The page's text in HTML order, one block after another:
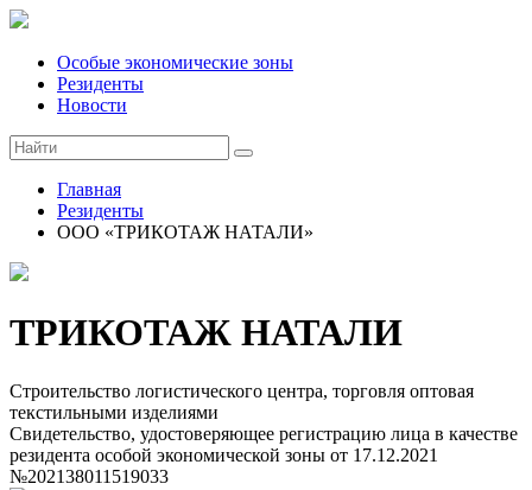
Особые экономические зоны
Резиденты
Новости
Главная
Резиденты
ООО «ТРИКОТАЖ НАТАЛИ»
ТРИКОТАЖ НАТАЛИ
Строительство логистического центра, торговля оптовая
текстильными изделиями
Свидетельство, удостоверяющее регистрацию лица в качестве
резидента особой экономической зоны от 17.12.2021
№202138011519033